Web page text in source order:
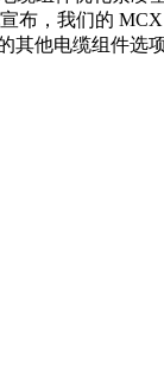
布，我们的
其他电缆组件选项